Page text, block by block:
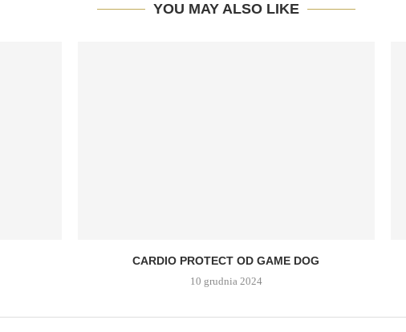
YOU MAY ALSO LIKE
CARDIO PROTECT OD GAME DOG
10 grudnia 2024